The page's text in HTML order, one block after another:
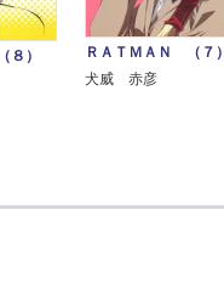
）
ＲＡＴＭＡＮ （７）
犬威 赤彦